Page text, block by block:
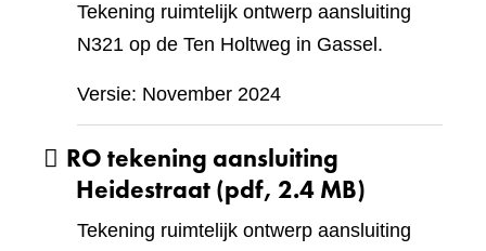
Tekening ruimtelijk ontwerp aansluiting
N321 op de Ten Holtweg in Gassel.
Versie: November 2024
RO tekening aansluiting
Heidestraat(pdf, 2.4 MB)
Tekening ruimtelijk ontwerp aansluiting